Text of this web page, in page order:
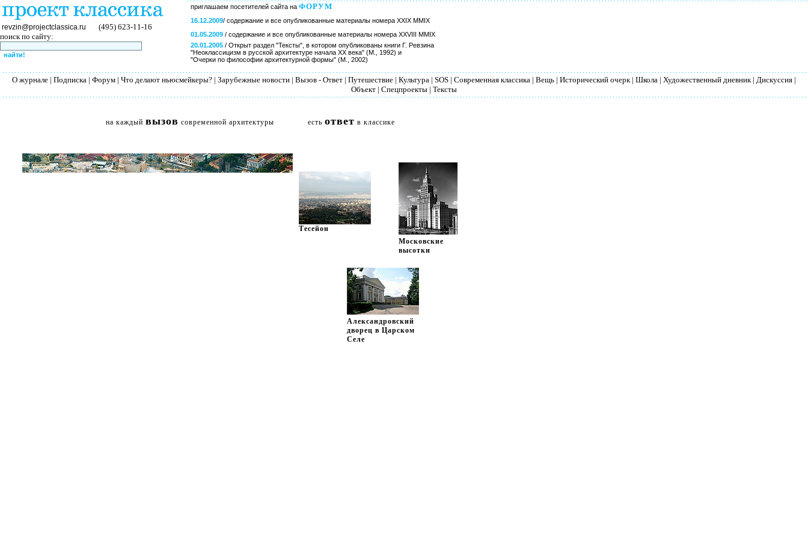
Тесейон
Московские
высотки
Александровский
дворец в Царском
Селе
revzin@projectclassica.ru
(495) 623-11-16
поиск по сайту:
приглашаем посетителей сайта на ФОРУМ
16.12.2009/ содержание и все опубликованные материалы номера XXIX MMIX
01.05.2009 / содержание и все опубликованные материалы номера XXVIII MMIX
20.01.2005 / Открыт раздел "Тексты", в котором опубликованы книги Г. Ревзина
"Неоклассицизм в русской архитектуре начала XX века" (М., 1992) и
"Очерки по философии архитектурной формы" (М., 2002)
О журнале | Подписка | Форум | Что делают ньюсмейкеры? | Зарубежные новости | Вызов - Ответ | Путешествие | Культура | SOS | Современная классика | Вещь | Исторический очерк | Школа | Художественный дневник| Дискуссия |
Объект | Спецпроекты | Тексты
на каждый вызов современной архитектуры есть ответ в классике